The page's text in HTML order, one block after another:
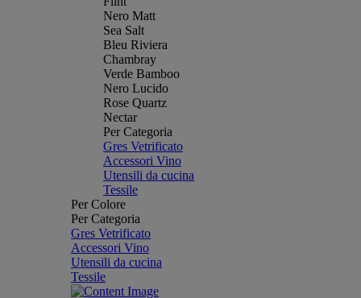
Nero Matt
Sea Salt
Bleu Riviera
Chambray
Verde Bamboo
Nero Lucido
Rose Quartz
Nectar
Per Categoria
Gres Vetrificato
Accessori Vino
Utensili da cucina
Tessile
Per Colore
Per Categoria
Gres Vetrificato
Accessori Vino
Utensili da cucina
Tessile